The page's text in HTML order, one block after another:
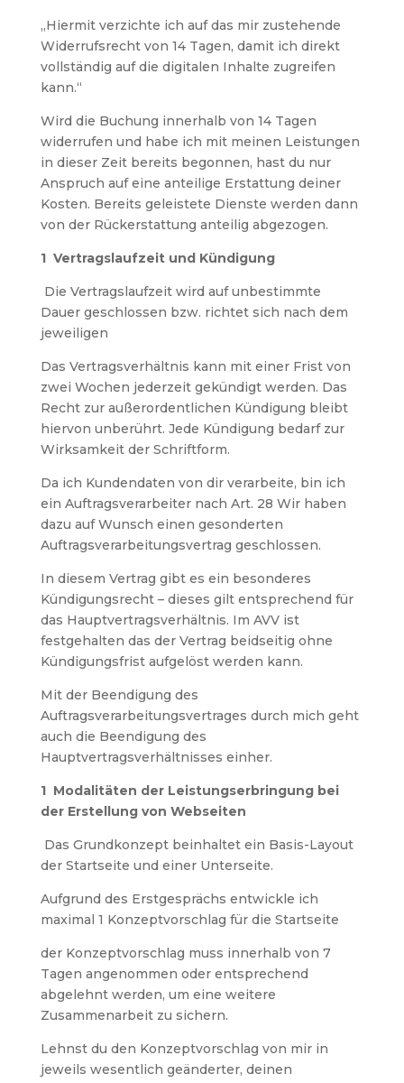
„Hiermit verzichte ich auf das mir zustehende
Widerrufsrecht von 14 Tagen, damit ich direkt
vollständig auf die digitalen Inhalte zugreifen
kann.“
Wird die Buchung innerhalb von 14 Tagen
widerrufen und habe ich mit meinen Leistungen
in dieser Zeit bereits begonnen, hast du nur
Anspruch auf eine anteilige Erstattung deiner
Kosten. Bereits geleistete Dienste werden dann
von der Rückerstattung anteilig abgezogen.
1 Vertragslaufzeit und Kündigung
Die Vertragslaufzeit wird auf unbestimmte
Dauer geschlossen bzw. richtet sich nach dem
jeweiligen
Das Vertragsverhältnis kann mit einer Frist von
zwei Wochen jederzeit gekündigt werden. Das
Recht zur außerordentlichen Kündigung bleibt
hiervon unberührt. Jede Kündigung bedarf zur
Wirksamkeit der Schriftform.
Da ich Kundendaten von dir verarbeite, bin ich
ein Auftragsverarbeiter nach Art. 28 Wir haben
dazu auf Wunsch einen gesonderten
Auftragsverarbeitungsvertrag geschlossen.
In diesem Vertrag gibt es ein besonderes
Kündigungsrecht – dieses gilt entsprechend für
das Hauptvertragsverhältnis. Im AVV ist
festgehalten das der Vertrag beidseitig ohne
Kündigungsfrist aufgelöst werden kann.
Mit der Beendigung des
Auftragsverarbeitungsvertrages durch mich geht
auch die Beendigung des
Hauptvertragsverhältnisses einher.
1 Modalitäten der Leistungserbringung bei
der Erstellung von Webseiten
Das Grundkonzept beinhaltet ein Basis-Layout
der Startseite und einer Unterseite.
Aufgrund des Erstgesprächs entwickle ich
maximal 1 Konzeptvorschlag für die Startseite
der Konzeptvorschlag muss innerhalb von 7
Tagen angenommen oder entsprechend
abgelehnt werden, um eine weitere
Zusammenarbeit zu sichern.
Lehnst du den Konzeptvorschlag von mir in
jeweils wesentlich geänderter, deinen